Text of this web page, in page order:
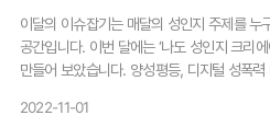
번졌다. 이에 따라 여당인 민주진보당은 성
해당 사항이 없었던 소규모 사업장을 포함한
설치하도록 의무화했다. 아울러 고용주는 접
낙태가 비범죄화되며 많은 여성 인권 단체들
이달의 이슈잡기는 매달의 성인지 주제를 누
공간입니다. 이번 달에는 ‘나도 성인지 크리
만들어 보았습니다. 양성평등, 디지털 성폭
보여주며, 인권과 관계, 폭력 예방에 관한 생
2022-11-01